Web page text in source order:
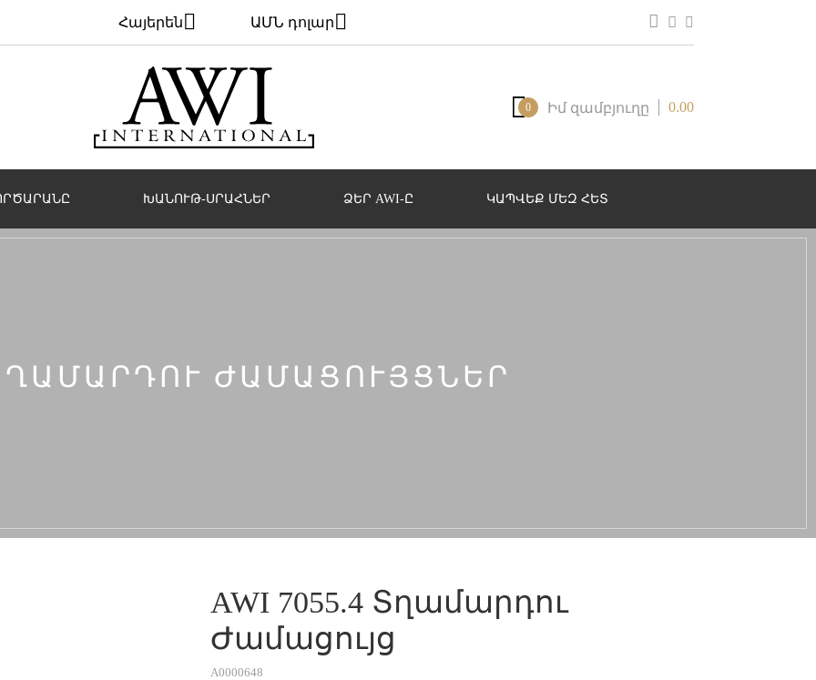
Հայերեն ԱՄՆ դոլար
0 Իմ զամբյուղը 0.00
ԽԱՆՈՒԹ-ՍՐԱՀՆԵՐ ՁԵՐ AWI-Ը ԿԱՊՎԵՔ ՄԵԶ ՀԵՏ
ԺԱՄԱՑՈՒՅՑՆԵՐ
AWI 7055.4 Տղամարդու
Ժամացույց
A0000648